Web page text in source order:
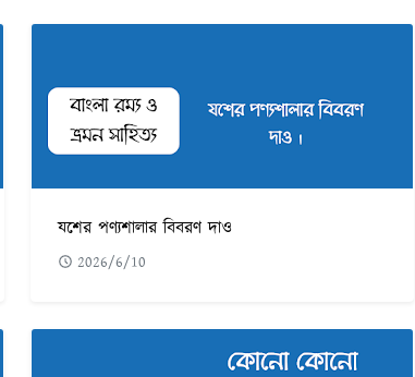
যশের পণ্যশালার বিবরণ দাও
2026/6/10